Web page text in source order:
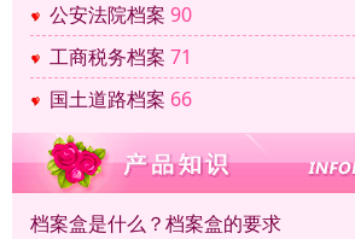
公安法院档案 90
工商税务档案 71
国土道路档案 66
档案盒是什么？档案盒的要求